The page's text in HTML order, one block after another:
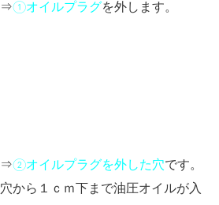
⇒①オイルプラグを外します。
⇒②オイルプラグを外した穴です。
穴から１ｃｍ下まで油圧オイルが入